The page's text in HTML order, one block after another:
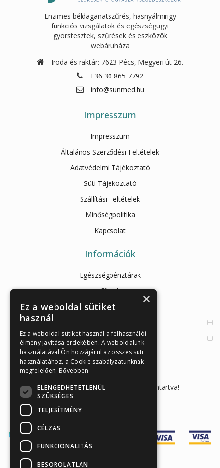
Enzimes béldaganatszűrés, hasnyálmirigy
funkciós vizsgálatok és egészségügyi
gyorstesztek, szűrések és eszközök
webáruháza
Iroda és raktár: 7623 Pécs, Megyeri út 26.
+36 30 865 7792
info@sunmed.hu
Impresszum
Impresszum
Általános Szerződési Feltételek
Adatvédelmi Tájékoztató
Süti Tájékoztató
Szállítási Feltételek
Minőségpolitika
Kapcsolat
Információk
Egészségpénztárak
Cikkek
Az Önellenörző Tesztek
Orvosi információk
Sunmed Kft. 2026 © Minden jog fenntartva!
×
Ez a weboldal sütiket
használ
Ez a weboldal sütiket használ a felhasználói
élmény javítása érdekében. A weboldalunk
használatával Ön hozzájárul az összes süti
használatához, a Cookie szabályzatunknak
megfelelően. Bővebben
ELENGEDHETETLENÜL
SZÜKSÉGES
TELJESÍTMÉNY
CÉLZÁS
FUNKCIONALITÁS
BESOROLATLAN